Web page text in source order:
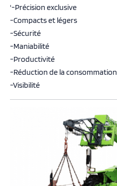
'-Précision exclusive
-Compacts et légers
-Sécurité
-Maniabilité
-Productivité
-Réduction de la consommation
-Visibilité